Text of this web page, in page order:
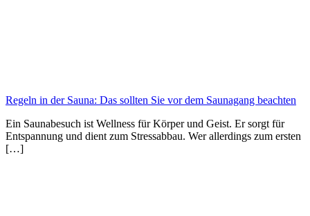
Regeln in der Sauna: Das sollten Sie vor dem Saunagang beachten
Ein Saunabesuch ist Wellness für Körper und Geist. Er sorgt für
Entspannung und dient zum Stressabbau. Wer allerdings zum ersten
[…]